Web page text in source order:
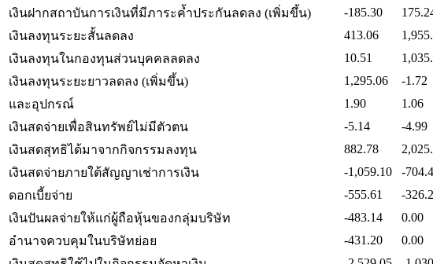
เงินฝากสถาบันการเงินที่มีภาระค้ำประกันลดลง (เพิ่มขึ้น)
-185.30
เงินลงทุนระยะสั้นลดลง
413.06
เงินลงทุนในกองทุนส่วนบุคคลลดลง
10.51
เงินลงทุนระยะยาวลดลง (เพิ่มขึ้น)
1,295.06 -1.72
และอุปกรณ์
1.90 1.06
เงินสดจ่ายเพื่อสินทรัพย์ไม่มีตัวตน
-5.14 -4.99
เงินสดสุทธิได้มาจากกิจกรรมลงทุน
882.78
เงินสดจ่ายภายใต้สัญญาเช่าการเงิน
-1,059.10 -
ดอกเบี้ยจ่าย
-555.61 -
เงินปันผลจ่ายให้แก่ผู้ถือหุ้นของกลุ่มบริษัท
-483.14 0.00
อำนาจควบคุมในบริษัทย่อย
-431.20 0.00